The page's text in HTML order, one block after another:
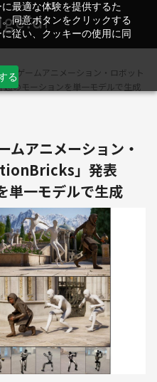
最適な体験を提供するた
同意ボタンをクリックする
従い、クッキーの使用に同
る
、ゲームアニメーション・ロボット
のモーションを単一モデルで生成
ムアニメーション・
」発表
単一モデルで生成